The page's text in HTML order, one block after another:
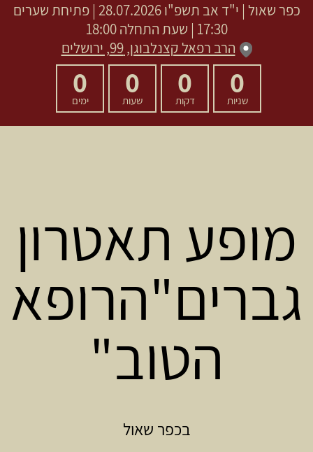
כפר שאול | י"ד אב תשפ"ו
28.07.2026 | פתיחת שערים
17:30 | שעת התחלה 18:00
הרב רפאל קצנלבוגן, 99, ירושלים
0
שניות
0
דקות
0
שעות
0
ימים
מופע תאטרון
גברים"הרופא
הטוב"
בכפר שאול